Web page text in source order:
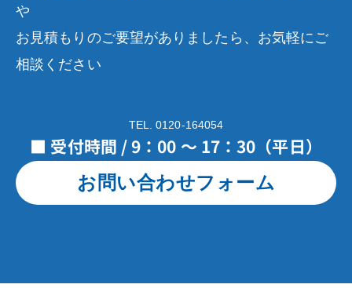
や
お見積もりのご要望がありましたら、お気軽にご
相談ください
TEL. 0120-164054
■ 受付時間 / 9：00 ～ 17：30（平日）
お問い合わせフォーム